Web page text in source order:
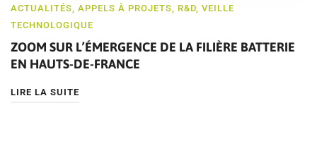
ACTUALITÉS, APPELS À PROJETS, R&D, VEILLE
TECHNOLOGIQUE
ZOOM SUR L’ÉMERGENCE DE LA FILIÈRE BATTERIE
EN HAUTS-DE-FRANCE
LIRE LA SUITE